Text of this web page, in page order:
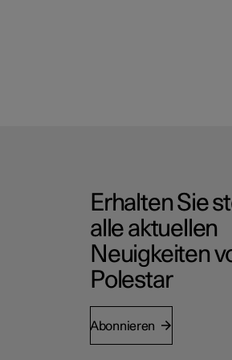
Erhalten Sie
alle aktuellen
Neuigkeiten
Polestar
Abonnieren